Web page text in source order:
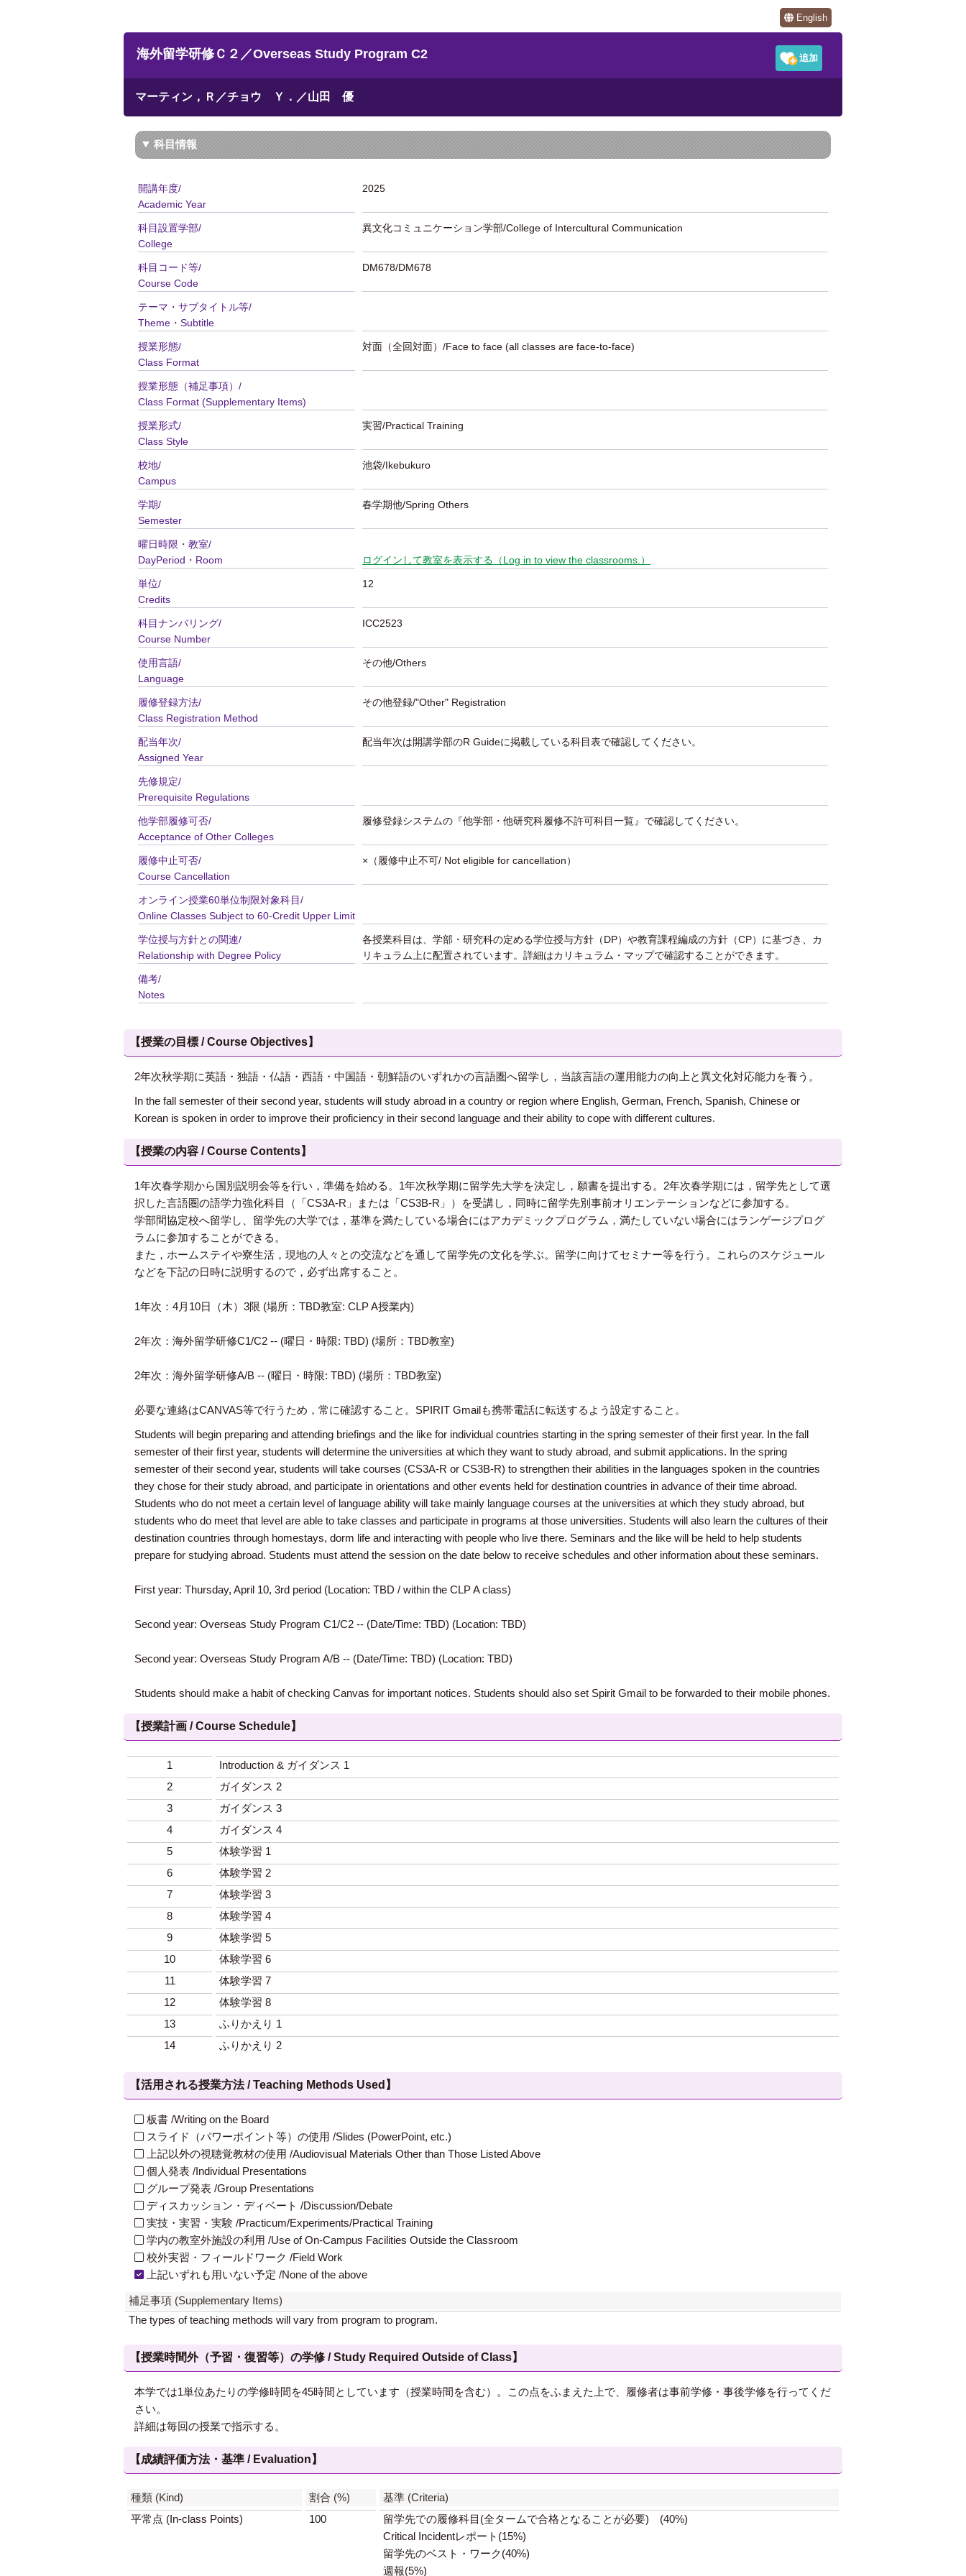
English
海外留学研修Ｃ２／Overseas Study Program C2
マーティン，Ｒ／チョウ Ｙ．／山田 優
科目情報
開講年度/
Academic Year
2025
科目設置学部/
College
異文化コミュニケーション学部/College of Intercultural Communication
科目コード等/
Course Code
DM678/DM678
テーマ・サブタイトル等/
Theme・Subtitle
授業形態/
Class Format
対面（全回対面）/Face to face (all classes are face-to-face)
授業形態（補足事項）/
Class Format (Supplementary Items)
授業形式/
Class Style
実習/Practical Training
校地/
Campus
池袋/Ikebukuro
学期/
Semester
春学期他/Spring Others
曜日時限・教室/
DayPeriod・Room
ログインして教室を表示する（Log in to view the classrooms.）
単位/
Credits
12
科目ナンバリング/
Course Number
ICC2523
使用言語/
Language
その他/Others
履修登録方法/
Class Registration Method
その他登録/"Other" Registration
配当年次/
Assigned Year
配当年次は開講学部のR Guideに掲載している科目表で確認してください。
先修規定/
Prerequisite Regulations
他学部履修可否/
Acceptance of Other Colleges
履修登録システムの『他学部・他研究科履修不許可科目一覧』で確認してください。
履修中止可否/
Course Cancellation
×（履修中止不可/ Not eligible for cancellation）
オンライン授業60単位制限対象科目/
Online Classes Subject to 60-Credit Upper Limit
学位授与方針との関連/
Relationship with Degree Policy
各授業科目は、学部・研究科の定める学位授与方針（DP）や教育課程編成の方針（CP）に基づき、カ
リキュラム上に配置されています。詳細はカリキュラム・マップで確認することができます。
備考/
Notes
【授業の目標 / Course Objectives】
2年次秋学期に英語・独語・仏語・西語・中国語・朝鮮語のいずれかの言語圏へ留学し，当該言語の運用能力の向上と異文化対応能力を養う。
In the fall semester of their second year, students will study abroad in a country or region where English, German, French, Spanish, Chinese or
Korean is spoken in order to improve their proficiency in their second language and their ability to cope with different cultures.
【授業の内容 / Course Contents】
1年次春学期から国別説明会等を行い，準備を始める。1年次秋学期に留学先大学を決定し，願書を提出する。2年次春学期には，留学先として選
択した言語圏の語学力強化科目（「CS3A-R」または「CS3B-R」）を受講し，同時に留学先別事前オリエンテーションなどに参加する。
学部間協定校へ留学し、留学先の大学では，基準を満たしている場合にはアカデミックプログラム，満たしていない場合にはランゲージプログ
ラムに参加することができる。
また，ホームステイや寮生活，現地の人々との交流などを通して留学先の文化を学ぶ。留学に向けてセミナー等を行う。これらのスケジュール
などを下記の日時に説明するので，必ず出席すること。
1年次：4月10日（木）3限 (場所：TBD教室: CLP A授業内)
2年次：海外留学研修C1/C2 -- (曜日・時限: TBD) (場所：TBD教室)
2年次：海外留学研修A/B -- (曜日・時限: TBD) (場所：TBD教室)
必要な連絡はCANVAS等で行うため，常に確認すること。SPIRIT Gmailも携帯電話に転送するよう設定すること。
Students will begin preparing and attending briefings and the like for individual countries starting in the spring semester of their first year. In the fall
semester of their first year, students will determine the universities at which they want to study abroad, and submit applications. In the spring
semester of their second year, students will take courses (CS3A-R or CS3B-R) to strengthen their abilities in the languages spoken in the countries
they chose for their study abroad, and participate in orientations and other events held for destination countries in advance of their time abroad.
Students who do not meet a certain level of language ability will take mainly language courses at the universities at which they study abroad, but
students who do meet that level are able to take classes and participate in programs at those universities. Students will also learn the cultures of their
destination countries through homestays, dorm life and interacting with people who live there. Seminars and the like will be held to help students
prepare for studying abroad. Students must attend the session on the date below to receive schedules and other information about these seminars.
First year: Thursday, April 10, 3rd period (Location: TBD / within the CLP A class)
Second year: Overseas Study Program C1/C2 -- (Date/Time: TBD) (Location: TBD)
Second year: Overseas Study Program A/B -- (Date/Time: TBD) (Location: TBD)
Students should make a habit of checking Canvas for important notices. Students should also set Spirit Gmail to be forwarded to their mobile phones.
【授業計画 / Course Schedule】
1
Introduction & ガイダンス 1
2
ガイダンス 2
3
ガイダンス 3
4
ガイダンス 4
5
体験学習 1
6
体験学習 2
7
体験学習 3
8
体験学習 4
9
体験学習 5
10
体験学習 6
11
体験学習 7
12
体験学習 8
13
ふりかえり 1
14
ふりかえり 2
【活用される授業方法 / Teaching Methods Used】
板書 /Writing on the Board
スライド（パワーポイント等）の使用 /Slides (PowerPoint, etc.)
上記以外の視聴覚教材の使用 /Audiovisual Materials Other than Those Listed Above
個人発表 /Individual Presentations
グループ発表 /Group Presentations
ディスカッション・ディベート /Discussion/Debate
実技・実習・実験 /Practicum/Experiments/Practical Training
学内の教室外施設の利用 /Use of On-Campus Facilities Outside the Classroom
校外実習・フィールドワーク /Field Work
上記いずれも用いない予定 /None of the above
補足事項 (Supplementary Items)
The types of teaching methods will vary from program to program.
【授業時間外（予習・復習等）の学修 / Study Required Outside of Class】
本学では1単位あたりの学修時間を45時間としています（授業時間を含む）。この点をふまえた上で、履修者は事前学修・事後学修を行ってくだ
さい。
詳細は毎回の授業で指示する。
【成績評価方法・基準 / Evaluation】
種類 (Kind) 割合 (%)
基準 (Criteria)
平常点 (In-class Points)
100
留学先での履修科目(全タームで合格となることが必要) (40%)
Critical Incidentレポート(15%)
留学先のベスト・ワーク(40%)
週報(5%)